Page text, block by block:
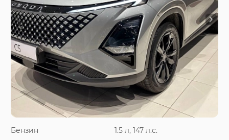
Бензин
1.5 л, 147 л.с.